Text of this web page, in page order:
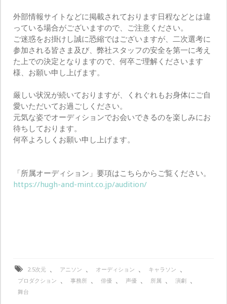
外部情報サイトなどに掲載されております日程などとは違
っている場合がございますので、ご注意ください。
ご迷惑をお掛けし誠に恐縮ではございますが、二次選考に
参加される皆さま及び、弊社スタッフの安全を第一に考え
た上での決定となりますので、何卒ご理解くださいます
様、お願い申し上げます。
厳しい状況が続いておりますが、くれぐれもお身体にご自
愛いただいてお過ごしください。
元気な姿でオーディションでお会いできるのを楽しみにお
待ちしております。
何卒よろしくお願い申し上げます。
「所属オーディション」要項はこちらからご覧ください。
https://hugh-and-mint.co.jp/audition/
2.5次元 、 アニソン 、 オーディション 、 キャラソン 、
プロダクション 、 事務所 、 俳優 、 声優 、 所属 、 演劇 、
舞台